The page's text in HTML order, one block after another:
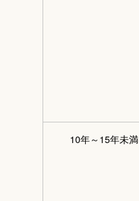
10年～15年未満